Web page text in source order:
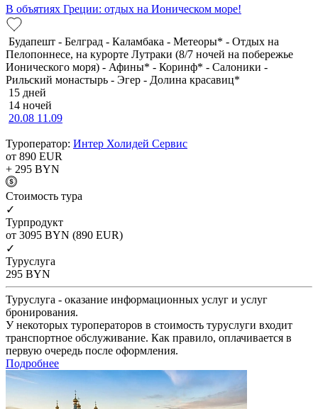
В объятиях Греции: отдых на Ионическом море!
Будапешт - Белград - Каламбака - Метеоры* - Отдых на
Пелопоннесе, на курорте Лутраки (8/7 ночей на побережье
Ионического моря) - Афины* - Коринф* - Салоники -
Рильский монастырь - Эгер - Долина красавиц*
15 дней
14 ночей
20.08 11.09
Туроператор: Интер Холидей Сервис
от 890 EUR
+ 295 BYN
Cтоимость тура
✓
Турпродукт
от 3095 BYN (890 EUR)
✓
Туруслуга
295 BYN
Туруслуга - оказание информационных услуг и услуг
бронирования.
У некоторых туроператоров в стоимость туруслуги входит
транспортное обслуживание. Как правило, оплачивается в
первую очередь после оформления.
Подробнее